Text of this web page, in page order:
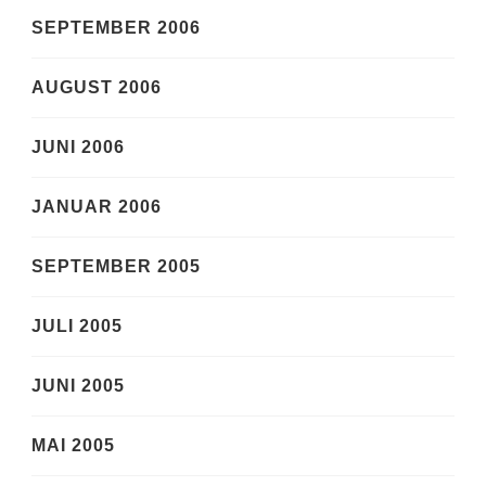
SEPTEMBER 2006
AUGUST 2006
JUNI 2006
JANUAR 2006
SEPTEMBER 2005
JULI 2005
JUNI 2005
MAI 2005